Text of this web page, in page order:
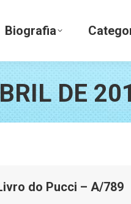
Biografia
DE
do Pucci – A/789